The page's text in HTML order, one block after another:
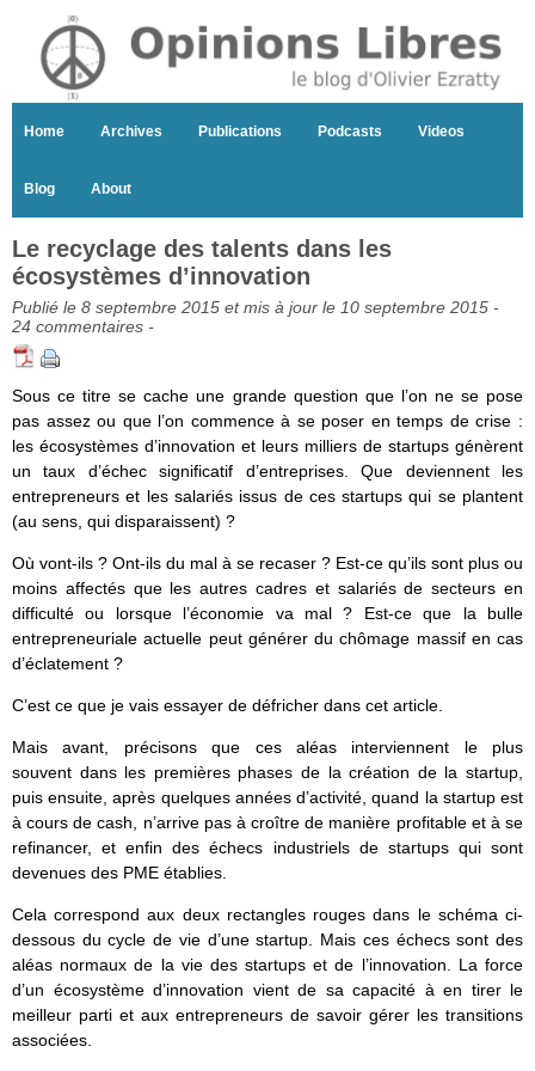
Home Archives Publications Podcasts Videos
Blog About
Le recyclage des talents dans les
écosystèmes d’innovation
Publié le 8 septembre 2015 et mis à jour le 10 septembre 2015 -
24 commentaires -
Sous ce titre se cache une grande question que l’on ne se pose
pas assez ou que l’on commence à se poser en temps de crise :
les écosystèmes d’innovation et leurs milliers de startups génèrent
un taux d’échec significatif d’entreprises. Que deviennent les
entrepreneurs et les salariés issus de ces startups qui se plantent
(au sens, qui disparaissent) ?
Où vont-ils ? Ont-ils du mal à se recaser ? Est-ce qu’ils sont plus ou
moins affectés que les autres cadres et salariés de secteurs en
difficulté ou lorsque l’économie va mal ? Est-ce que la bulle
entrepreneuriale actuelle peut générer du chômage massif en cas
d’éclatement ?
C’est ce que je vais essayer de défricher dans cet article.
Mais avant, précisons que ces aléas interviennent le plus
souvent dans les premières phases de la création de la startup,
puis ensuite, après quelques années d’activité, quand la startup est
à cours de cash, n’arrive pas à croître de manière profitable et à se
refinancer, et enfin des échecs industriels de startups qui sont
devenues des PME établies.
Cela correspond aux deux rectangles rouges dans le schéma ci-
dessous du cycle de vie d’une startup. Mais ces échecs sont des
aléas normaux de la vie des startups et de l’innovation. La force
d’un écosystème d’innovation vient de sa capacité à en tirer le
meilleur parti et aux entrepreneurs de savoir gérer les transitions
associées.